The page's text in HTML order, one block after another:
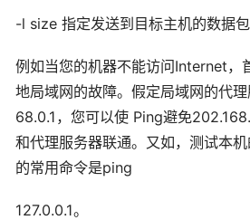
-l size 指定发送到目标主机的数据包
例如当您的机器不能访问Internet，
地局域网的故障。假定局域网的代
68.0.1，您可以使 Ping避免
和代理服务器联通。又如，测试本
的常用命令是ping
127.0.0.1。